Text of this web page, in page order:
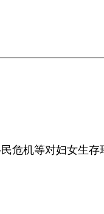
机等对妇女生存